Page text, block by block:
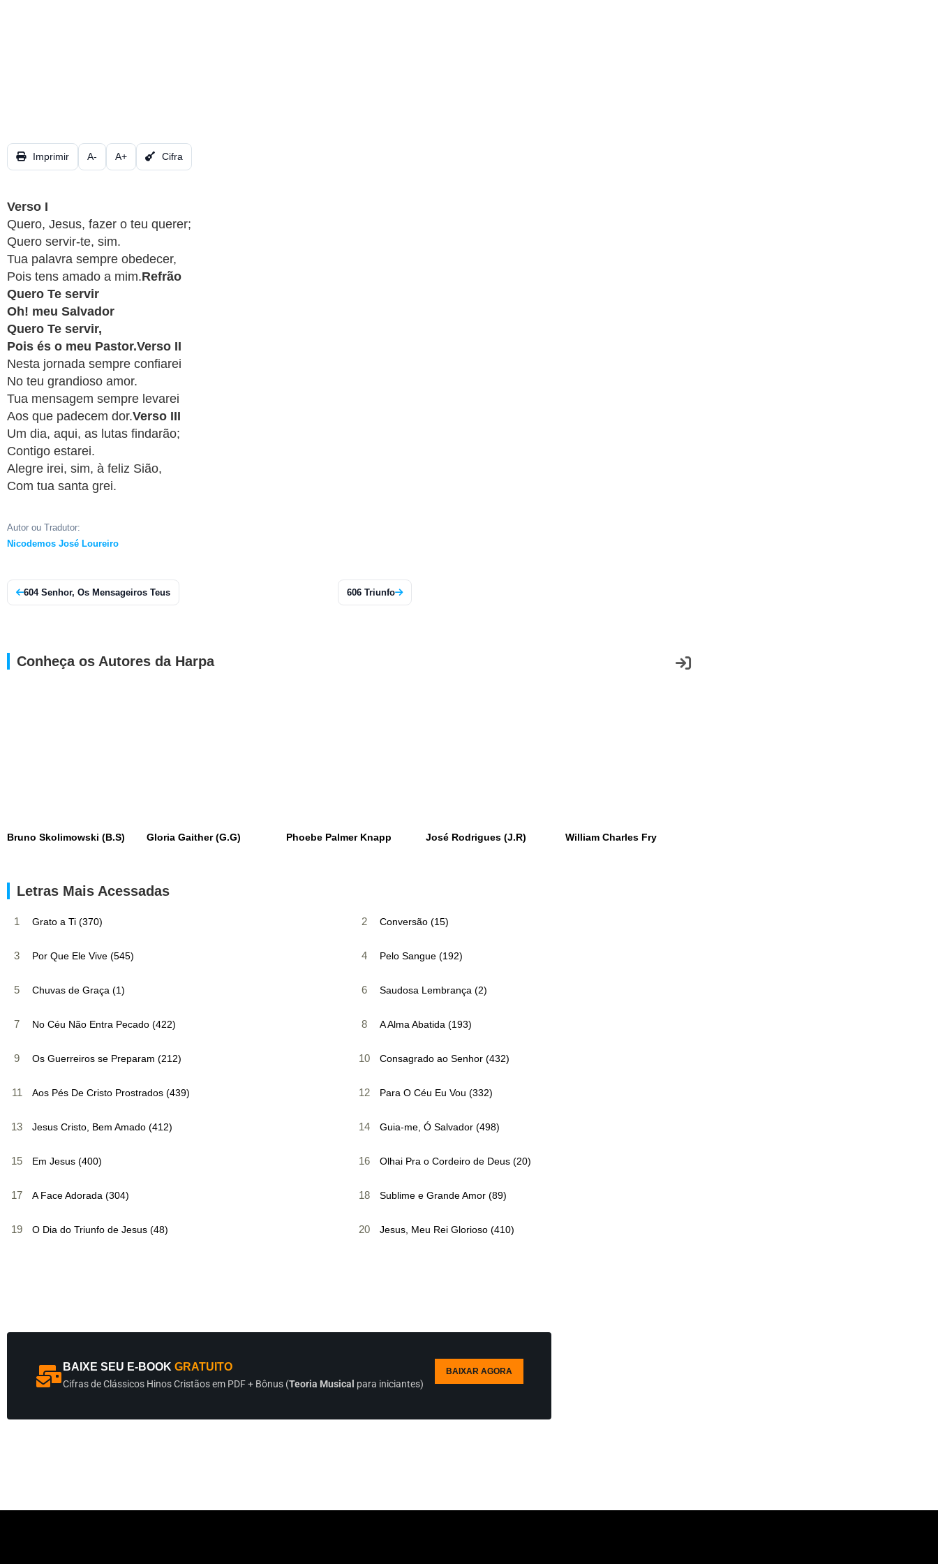
REVIEW
DA
HARPA
LISTAS
APP
WINDOWS
Imprimir A- A+ Cifra
Verso I
Quero, Jesus, fazer o teu querer;
Quero servir-te, sim.
Tua palavra sempre obedecer,
Pois tens amado a mim.Refrão
Quero Te servir
Oh! meu Salvador
Quero Te servir,
Pois és o meu Pastor.Verso II
Nesta jornada sempre confiarei
No teu grandioso amor.
Tua mensagem sempre levarei
Aos que padecem dor.Verso III
Um dia, aqui, as lutas findarão;
Contigo estarei.
Alegre irei, sim, à feliz Sião,
Com tua santa grei.
Autor ou Tradutor:
Nicodemos José Loureiro
604 Senhor, Os Mensageiros Teus 606 Triunfo
Conheça os Autores da Harpa
Bruno Skolimowski (B.S) Gloria Gaither (G.G) Phoebe Palmer Knapp José Rodrigues (J.R) William Charles Fry
Letras Mais Acessadas
1 Grato a Ti (370) 2 Conversão (15)
3 Por Que Ele Vive (545) 4 Pelo Sangue (192)
5 Chuvas de Graça (1) 6 Saudosa Lembrança (2)
7 No Céu Não Entra Pecado (422) 8 A Alma Abatida (193)
9 Os Guerreiros se Preparam (212) 10 Consagrado ao Senhor (432)
11 Aos Pés De Cristo Prostrados (439) 12 Para O Céu Eu Vou (332)
13 Jesus Cristo, Bem Amado (412) 14 Guia-me, Ó Salvador (498)
15 Em Jesus (400) 16 Olhai Pra o Cordeiro de Deus (20)
17 A Face Adorada (304) 18 Sublime e Grande Amor (89)
19 O Dia do Triunfo de Jesus (48) 20 Jesus, Meu Rei Glorioso (410)
BAIXE SEU E-BOOK GRATUITO
Cifras de Clássicos Hinos Cristãos em PDF + Bônus (Teoria Musical para iniciantes)
BAIXAR AGORA